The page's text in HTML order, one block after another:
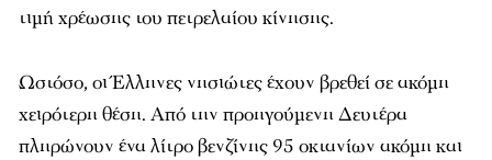
τιμή χρέωσης του πετρελαίου κίνησης.
Ωστόσο, οι Έλληνες νησιώτες έχουν βρεθεί σε ακόμη
χειρότερη θέση. Από την προηγούμενη Δευτέρα
πληρώνουν ένα λίτρο βενζίνης 95 οκτανίων ακόμη και